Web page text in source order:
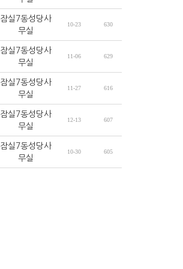
잠실7동성당사
무실
10-23 630
잠실7동성당사
무실
11-06 629
잠실7동성당사
무실
11-27 616
잠실7동성당사
무실
12-13 607
잠실7동성당사
무실
10-30 605